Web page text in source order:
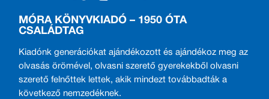
MÓRA KÖNYVKIADÓ – 1950 ÓTA
CSALÁDTAG
Kiadónk generációkat ajándékozott és ajándékoz meg az
olvasás örömével, olvasni szerető gyerekekből olvasni
szerető felnőttek lettek, akik mindezt továbbadták a
következő nemzedéknek.